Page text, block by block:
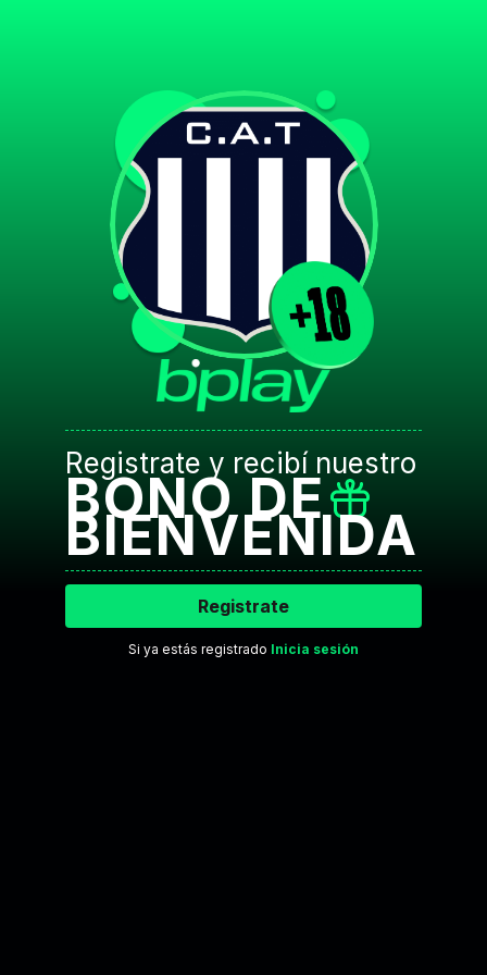
Registrate y recibí nuestro
BONO DE
BIENVENIDA
Registrate
Si ya estás registrado Inicia sesión